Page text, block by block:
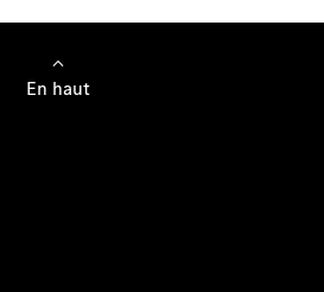
En haut